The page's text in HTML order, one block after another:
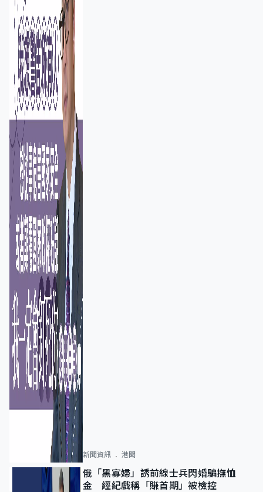
新聞資訊 港聞
俄「黑寡婦」誘前線士兵閃婚騙撫恤
金 經紀戲稱「賺首期」被檢控